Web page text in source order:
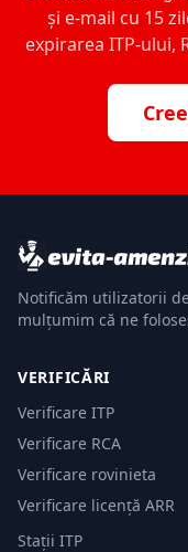
și e-mail cu 15
expirarea ITP-ului,
Notificăm utilizatorii
mulțumim că ne
VERIFICĂRI
Verificare ITP
Verificare RCA
Verificare rovinieta
Verificare licență ARR
Stații ITP